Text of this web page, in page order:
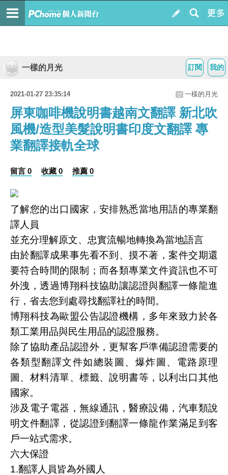
我的
訂閱
一樣的月光
2021-01-27 23:35:14 一樣的月光
屏東咖啡機說明書越南文翻譯 新北吹
風機/造型美髮說明書印度文翻譯 專
業翻譯接軌全球
留言 0 收藏 0 推薦 0
了解您的出口國家，安排熟悉當地用語的專業翻
譯人員
並充分理解原文、忠實流暢地轉換為當地語言
由於翻譯成果事先看不到、摸不著，案件交期還
要符合時間的限制；而各類專業文件資訊也不可
外洩，透過博翔科技協助讓認證與翻譯一條龍進
行，省去您到處尋找翻譯社的時間。
博翔科技為歐盟公告認證機構，多年來致力於各
類工業用品與民生用品的認證服務。
除了協助產品認證外，更幫客戶準備認證需要的
各類型翻譯文件如總裝圖、爆炸圖、電路原理
圖、材料清單、標籤、說明書等，以利出口其他
國家。
涉及電子電器，無線通訊，醫療設備，汽車類說
明文件翻譯，從認證到翻譯一條龍作業滿足到客
戶一站式需求。
六大保證
1.翻譯人員皆為外國人